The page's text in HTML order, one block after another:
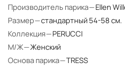
Производитель парика—Ellen
Размер—стандартный 54-58 см.
Коллекция—PERUCCI
М/Ж—Женский
Основа парика—TRESS